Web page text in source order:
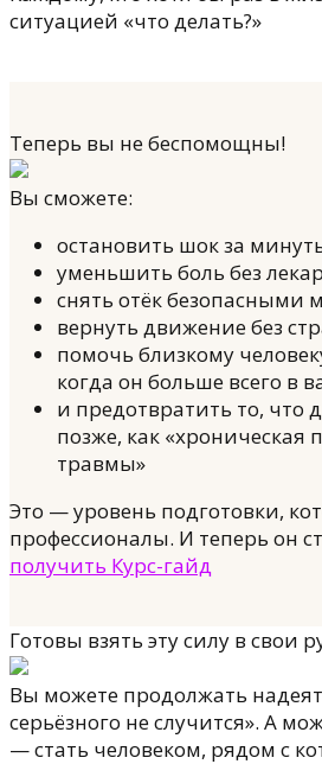
ситуацией «что делать?»
Теперь вы не беспомощны!
Вы сможете:
остановить шок за
уменьшить боль без
снять отёк безопасными
вернуть движение без
помочь близкому
когда он больше всего в
и предотвратить то, что
позже, как «хроническая
травмы»
Это — уровень подготовки,
профессионалы. И теперь он
получить Курс-гайд
Готовы взять эту силу в свои
Вы можете продолжать
серьёзного не случится». А
— стать человеком, рядом с